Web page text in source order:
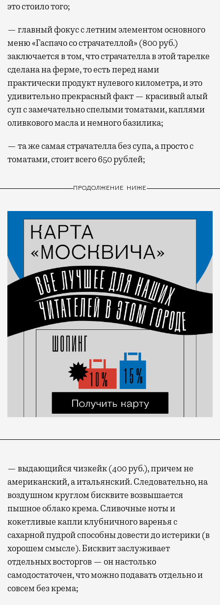
это стоило того;
— главный фокус с летним элементом основного
меню «Гаспачо со страчателлой» (800 руб.)
заключается в том, что страчателла в этой тарелке
сделана на ферме, то есть перед нами
практически продукт нулевого километра, и это
удивительно прекрасный факт — красивый алый
суп с замечательно спелыми томатами, каплями
оливкового масла и немного базилика;
— та же самая страчателла без супа, а просто с
томатами, стоит всего 650 рублей;
ПРОДОЛЖЕНИЕ НИЖЕ
— выдающийся чизкейк (400 руб.), причем не
американский, а итальянский. Следовательно, на
воздушном круглом бисквите возвышается
пышное облако крема. Сливочные ноты и
кокетливые капли клубничного варенья с
сахарной пудрой способны довести до истерики (в
хорошем смысле). Бисквит заслуживает
отдельных восторгов — он настолько
самодостаточен, что можно подавать отдельно и
совсем без крема;